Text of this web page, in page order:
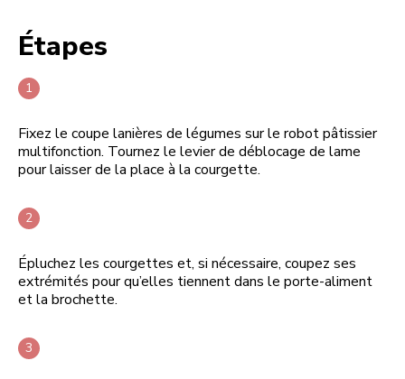
Étapes
Fixez le coupe lanières de légumes sur le robot pâtissier
multifonction. Tournez le levier de déblocage de lame
pour laisser de la place à la courgette.
Épluchez les courgettes et, si nécessaire, coupez ses
extrémités pour qu’elles tiennent dans le porte-aliment
et la brochette.